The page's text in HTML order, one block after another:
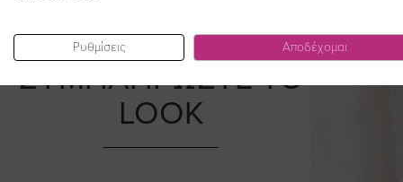
ΣΥΜΠΛΗΡΩΣΤΕ ΤΟ
LOOK
Ρυθμίσεις Αποδέχομαι